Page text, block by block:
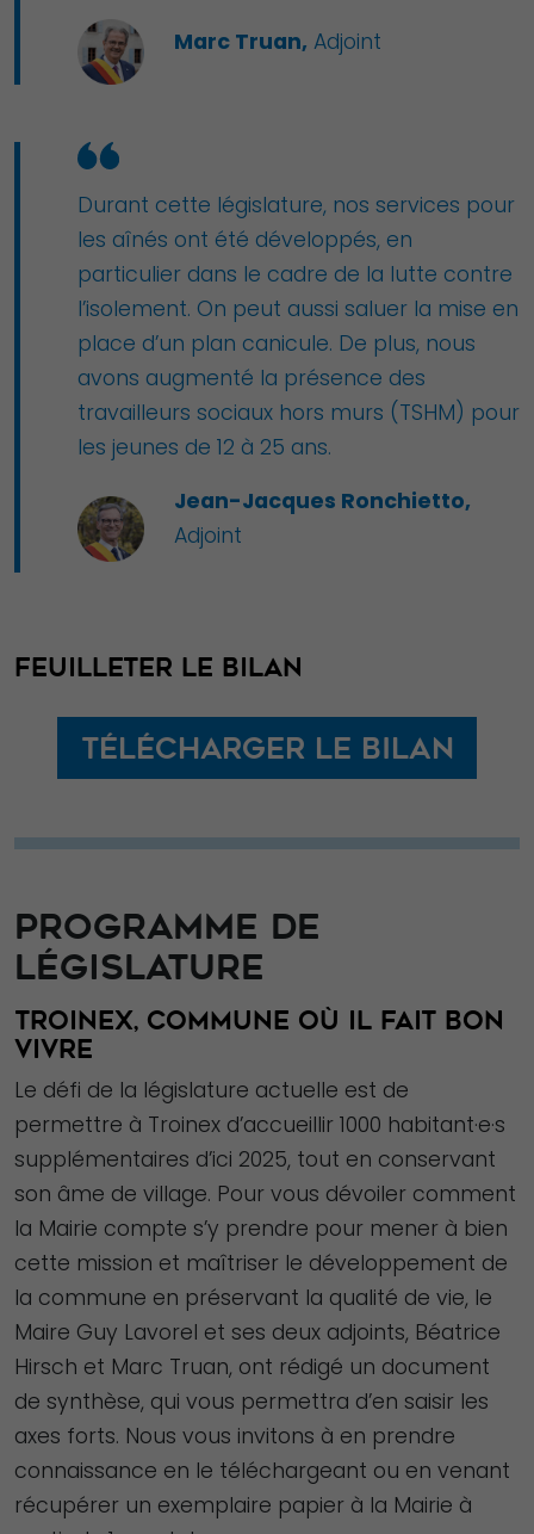
Marc Truan, Adjoint
Durant cette législature, nos services pour
les aînés ont été développés, en
particulier dans le cadre de la lutte contre
l’isolement. On peut aussi saluer la mise en
place d’un plan canicule. De plus, nous
avons augmenté la présence des
travailleurs sociaux hors murs (TSHM) pour
les jeunes de 12 à 25 ans.
Jean-Jacques Ronchietto,
Adjoint
FEUILLETER LE BILAN
Télécharger le bilan
PROGRAMME DE
LÉGISLATURE
TROINEX, COMMUNE OÙ IL FAIT BON
VIVRE
Le défi de la législature actuelle est de
permettre à Troinex d’accueillir 1000 habitant·e·s
supplémentaires d’ici 2025, tout en conservant
son âme de village. Pour vous dévoiler comment
la Mairie compte s’y prendre pour mener à bien
cette mission et maîtriser le développement de
la commune en préservant la qualité de vie, le
Maire Guy Lavorel et ses deux adjoints, Béatrice
Hirsch et Marc Truan, ont rédigé un document
de synthèse, qui vous permettra d’en saisir les
axes forts. Nous vous invitons à en prendre
connaissance en le téléchargeant ou en venant
récupérer un exemplaire papier à la Mairie à
Nécessaire
Ces cookies ne
sont pas
facultatifs. Ils
sont
nécessaires au